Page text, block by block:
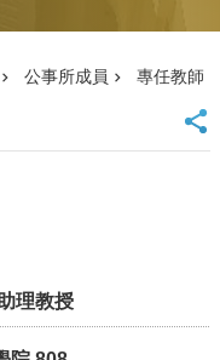
公事所成員 專任教師
理教授